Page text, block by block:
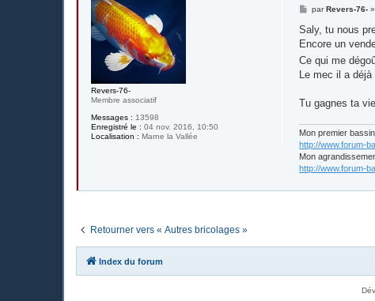
Revers-76-
Membre associatif
Messages : 13598
Enregistré le : 04 nov. 2016, 10:50
Localisation : Marne la Vallée
M
s
a
e
parRevers-76- »
Saly, tu nous
Encore un
Ce qui me
Le mec il a
Tu gagnes ta
Mon premier
http://www.forum-
Mon
http://www.forum-
Retourner vers « Autres bricolages »
Index du forum